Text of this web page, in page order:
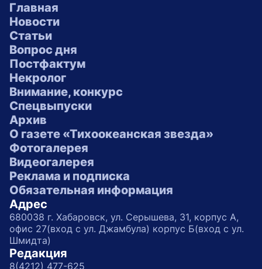
Главная
Новости
Статьи
Вопрос дня
Постфактум
Некролог
Внимание, конкурс
Спецвыпуски
Архив
О газете «Тихоокеанская звезда»
Фотогалерея
Видеогалерея
Реклама и подписка
Обязательная информация
Адрес
680038 г. Хабаровск, ул. Серышева, 31, корпус А,
офис 27(вход с ул. Джамбула) корпус Б(вход с ул.
Шмидта)
Редакция
8(4212) 477-625